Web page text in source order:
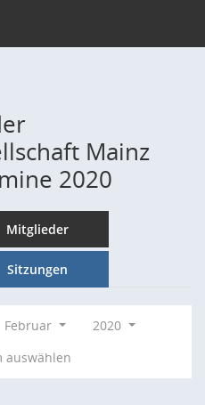
Mainz
2020
Mitglieder
Sitzungen
Februar
2020
auswählen